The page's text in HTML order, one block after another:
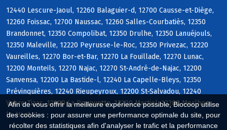
Afin de vous offrir la meilleure expérience possible, Biocoop utilise
des cookies : pour assurer une performance optimale du site, pour
récolter des statistiques afin d'analyser le trafic et la performance
12440 Lescure-Jaoul, 12260 Balaguier-d, 12700 Causse-et-Diège,
12260 Foissac, 12700 Naussac, 12260 Salles-Courbatiès, 12350
Brandonnet, 12350 Compolibat, 12350 Drulhe, 12350 Lanuéjouls,
12350 Maleville, 12220 Peyrusse-le-Roc, 12350 Privezac, 12220
Vaureilles, 12270 Bor-et-Bar, 12270 La Fouillade, 12270 Lunac,
12200 Monteils, 12270 Najac, 12270 St-André-de-Najac, 12200
Sanvensa, 12200 La Bastide-l, 12240 La Capelle-Bleys, 12350
Prévinquières, 12240 Rieupeyroux, 12200 St-Salvadou, 12240
Vabre-Tizac, 12200 La Rouquette, 12200 Martiel, 12200 Morlhon-
le-Haut